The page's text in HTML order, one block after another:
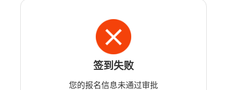
签到失败
您的报名信息未通过审批